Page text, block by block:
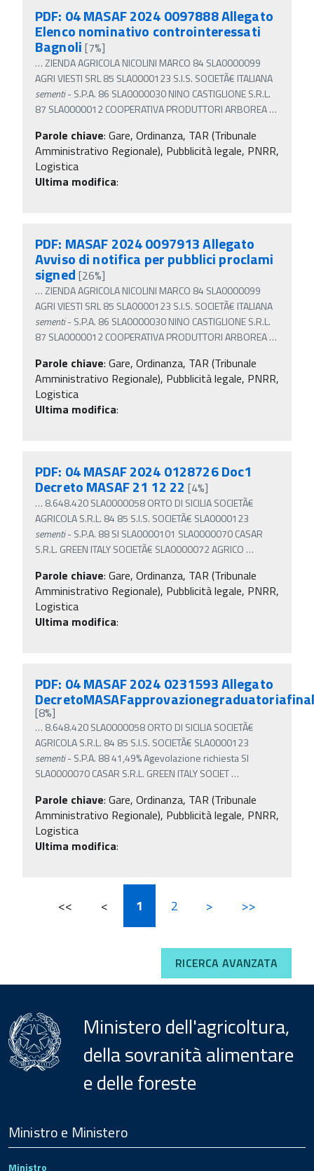
PDF: 04 MASAF 2024 0097888 Allegato
Elenco nominativo controinteressati
Bagnoli [7%]
… ZIENDA AGRICOLA NICOLINI MARCO 84 SLA0000099
AGRI VIESTI SRL 85 SLA0000123 S.I.S. SOCIETÃ€ ITALIANA
sementi- S.P.A. 86 SLA0000030 NINO CASTIGLIONE S.R.L.
87 SLA0000012 COOPERATIVA PRODUTTORI ARBOREA…
Parole chiave: Gare, Ordinanza, TAR (Tribunale
Amministrativo Regionale), Pubblicità legale, PNRR,
Logistica
Ultima modifica:
PDF: MASAF 2024 0097913 Allegato
Avviso di notifica per pubblici proclami
signed [26%]
… ZIENDA AGRICOLA NICOLINI MARCO 84 SLA0000099
AGRI VIESTI SRL 85 SLA0000123 S.I.S. SOCIETÃ€ ITALIANA
sementi- S.P.A. 86 SLA0000030 NINO CASTIGLIONE S.R.L.
87 SLA0000012 COOPERATIVA PRODUTTORI ARBOREA…
Parole chiave: Gare, Ordinanza, TAR (Tribunale
Amministrativo Regionale), Pubblicità legale, PNRR,
Logistica
Ultima modifica:
PDF: 04 MASAF 2024 0128726 Doc1
Decreto MASAF 21 12 22 [4%]
… 8.648.420 SLA0000058 ORTO DI SICILIA SOCIETÃ€
AGRICOLA S.R.L. 84 85 S.I.S. SOCIETÃ€ SLA0000123
sementi- S.P.A. 88 SI SLA0000101 SLA0000070 CASAR
S.R.L. GREEN ITALY SOCIETÃ€ SLA0000072 AGRICO …
Parole chiave: Gare, Ordinanza, TAR (Tribunale
Amministrativo Regionale), Pubblicità legale, PNRR,
Logistica
Ultima modifica:
PDF: 04 MASAF 2024 0231593 Allegato
[8%]
… 8.648.420 SLA0000058 ORTO DI SICILIA SOCIETÃ€
AGRICOLA S.R.L. 84 85 S.I.S. SOCIETÃ€ SLA0000123
sementi- S.P.A. 88 41,49% Agevolazione richiesta SI
SLA0000070 CASAR S.R.L. GREEN ITALY SOCIET…
Parole chiave: Gare, Ordinanza, TAR (Tribunale
Amministrativo Regionale), Pubblicità legale, PNRR,
Logistica
Ultima modifica:
<< < 1 2 > >>
RICERCA AVANZATA
Ministero dell'agricoltura,
della sovranità alimentare
e delle foreste
Footer
Ministro e Ministero
Ministro